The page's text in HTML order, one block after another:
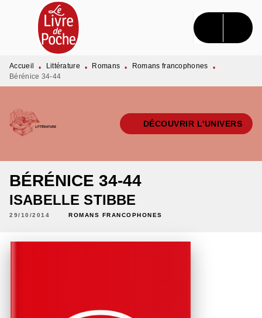
MENU RECHERCHE CONTENU
PIED DE PAGE
Accueil • Littérature • Romans • Romans francophones
•
Bérénice 34-44
DÉCOUVRIR L'UNIVERS
BÉRÉNICE 34-44
ISABELLE STIBBE
29/10/2014 ROMANS FRANCOPHONES